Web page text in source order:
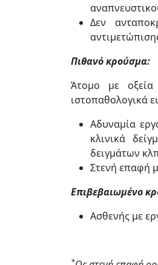
Δεν
Πιθανό κρούσμα:
Άτομο με οξεία
ιστοπαθολογικά
Αδυναμία
κλινικά
δειγμάτων
Στενή επαφή
Επιβεβαιωμένο
Ασθενής με
*